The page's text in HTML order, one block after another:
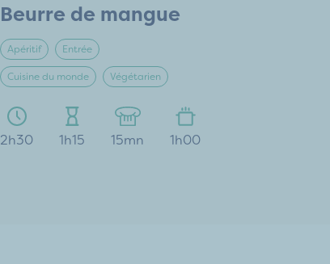
Beurre de mangue
Apéritif Entrée
Cuisine du monde Végétarien
2h30 1h15 15mn 1h00